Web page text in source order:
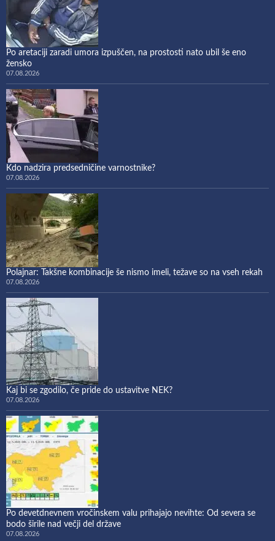
Po aretaciji zaradi umora izpuščen, na prostosti nato ubil še eno
žensko
07.08.2026
Kdo nadzira predsedničine varnostnike?
07.08.2026
Polajnar: Takšne kombinacije še nismo imeli, težave so na vseh rekah
07.08.2026
Kaj bi se zgodilo, če pride do ustavitve NEK?
07.08.2026
Po devetdnevnem vročinskem valu prihajajo nevihte: Od severa se
bodo širile nad večji del države
07.08.2026